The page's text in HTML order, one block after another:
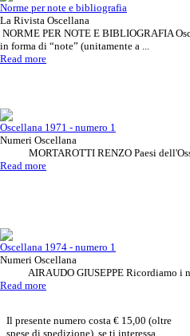
Il presente numero costa € 15,00 (oltre
spese di spedizione), se ti interessa
Norme per note e bibliografia
La Rivista Oscellana
NORME PER NOTE E BIBLIOGRAFIA
in forma di “note” (unitamente a ...
Read more
Oscellana 1971 - numero 1
Numeri Oscellana
MORTAROTTI RENZO Paesi
Read more
Oscellana 1974 - numero 1
Numeri Oscellana
AIRAUDO GIUSEPPE Ricordiamo i
Read more